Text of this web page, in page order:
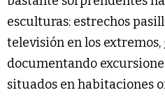
esculturas: estrechos
televisión en los
documentando
situados en habitaciones